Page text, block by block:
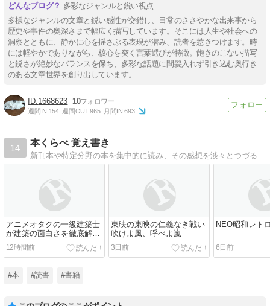
多彩なジャンルと鋭い視点
多様なジャンルの文章と鋭い感性が交錯し、日常のささやかな出来事から
歴史や事件の奥深さまで幅広く描写しています。そこには人生や社会への
洞察とともに、静かに心を揺さぶる表現が潜み、読者を惹きつけます。時
には軽やかでありながら、核心を突く言葉選びが特徴。飽きのこない描写
と鋭さが絶妙なバランスを保ち、多彩な話題に間髪入れず引き込む奥行き
のある文章世界を創り出しています。
1668623 10
週間IN:154 週間OUT:965 月間IN:693
14
本くらべ 覚え書き
アニメオタクの一級建築士
が建築の面白さを徹底解剖
する本。
12時間前
東映の東映の仁義なき戦い
吹けよ風、呼べよ嵐
3日前
NEO昭和レト
6日前
#本 #読書 #書籍